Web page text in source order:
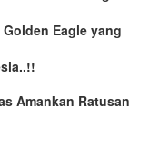
Eagle yang
Amankan Ratusan